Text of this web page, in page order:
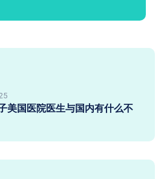
美国医院医生与国内有什么不